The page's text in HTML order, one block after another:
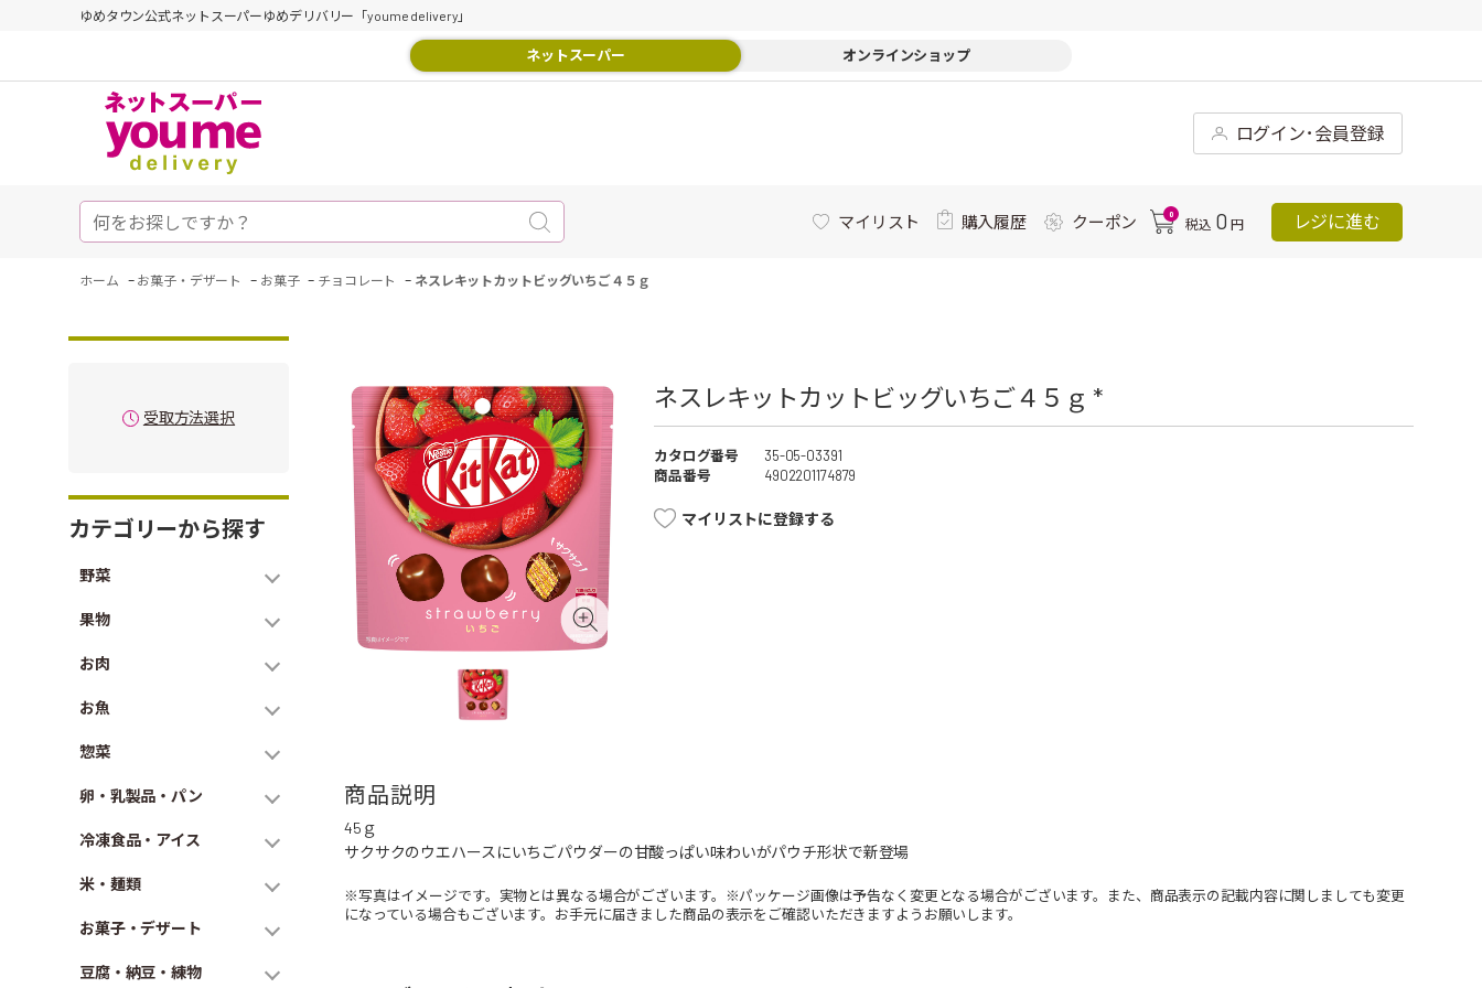
ゆめタウン公式ネットスーパーゆめデリバリー「youme delivery」
ネットスーパー オンラインショップ
ログイン･会員登録
マイリスト 購入履歴 クーポン 0
税込 0 円 レジに進む
ホーム - お菓子・デザート - お菓子 - チョコレート - ネスレキットカットビッグいちご４５ｇ
受取方法選択
カテゴリーから探す
野菜
果物
お肉
お魚
惣菜
卵・乳製品・パン
冷凍食品・アイス
米・麺類
お菓子・デザート
豆腐・納豆・練物
ネスレキットカットビッグいちご４５ｇ *
カタログ番号
35-05-03391
商品番号
4902201174879
マイリストに登録する
商品説明
45ｇ
サクサクのウエハースにいちごパウダーの甘酸っぱい味わいがパウチ形状で新登場
※写真はイメージです。実物とは異なる場合がございます。※パッケージ画像は予告なく変更となる場合がございます。また、商品表示の記載内容に関しましても変更
になっている場合もございます。お手元に届きました商品の表示をご確認いただきますようお願いします。